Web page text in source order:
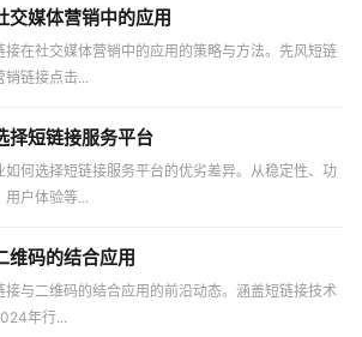
交媒体营销中的应用
接在社交媒体营销中的应用的策略与方法。先风短链
销链接点击...
择短链接服务平台
如何选择短链接服务平台的优劣差异。从稳定性、功
用户体验等...
维码的结合应用
接与二维码的结合应用的前沿动态。涵盖短链接技术
年行...